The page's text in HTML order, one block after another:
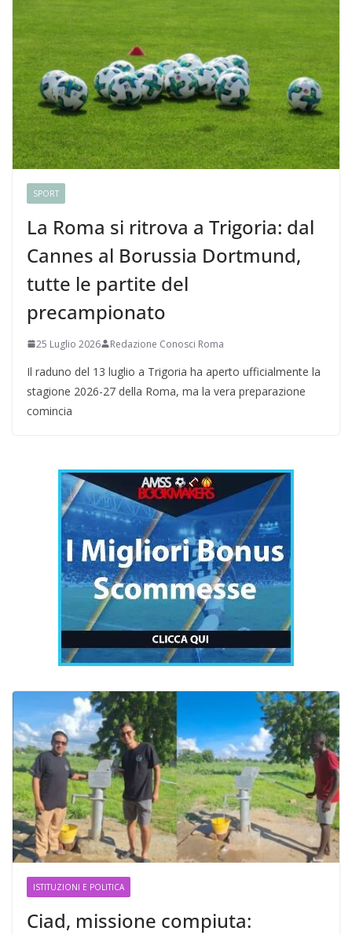
SPORT
La Roma si ritrova a Trigoria: dal
Cannes al Borussia Dortmund,
tutte le partite del
precampionato
25 Luglio 2026 Redazione Conosci Roma
Il raduno del 13 luglio a Trigoria ha aperto ufficialmente la
stagione 2026-27 della Roma, ma la vera preparazione
comincia
ISTITUZIONI E POLITICA
Ciad, missione compiuta: